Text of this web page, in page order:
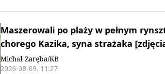
Maszerowali po plaży w pełnym
chorego Kazika, syna strażaka
Michał Zaręba/KB
2026-08-09, 11:27